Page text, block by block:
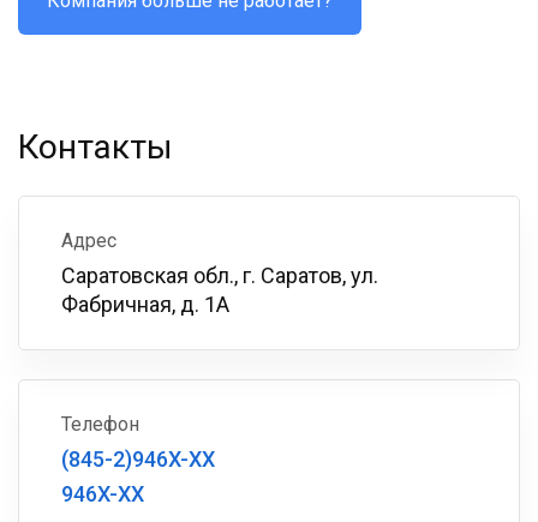
Контакты
Адрес
Саратовская обл., г. Саратов, ул.
Фабричная, д. 1А
Телефон
(845-2)946X-XX
946X-XX